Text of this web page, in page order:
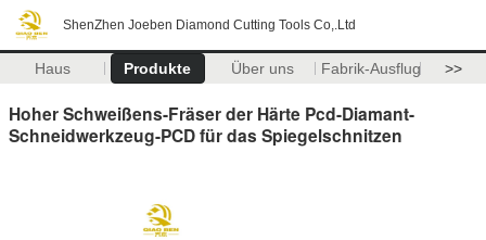
ShenZhen Joeben Diamond Cutting Tools Co,.Ltd
Haus Produkte Über uns Fabrik-Ausflug >>
Hoher Schweißens-Fräser der Härte Pcd-Diamant-
Schneidwerkzeug-PCD für das Spiegelschnitzen